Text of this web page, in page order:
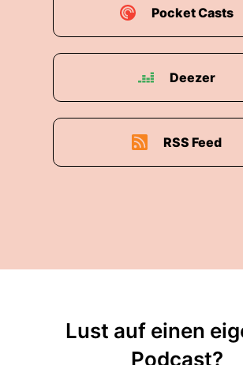
Pocket Casts
Deezer
RSS Feed
Lust auf einen
Podcast?